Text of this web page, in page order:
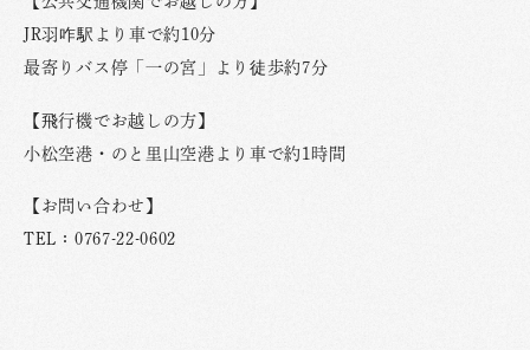
JR羽咋駅より車で約10分
最寄りバス停「一の宮」より徒歩約7分
【飛行機でお越しの方】
小松空港・のと里山空港より車で約1時間
【お問い合わせ】
TEL：0767-22-0602